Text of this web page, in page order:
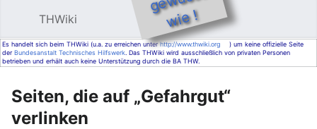
THWiki e !
Es handelt sich beim THWiki (u.a. zu erreichen unterhttp://www.thwiki.org
) um keine offizielle Seite
derBundesanstalt Technisches Hilfswerk. Das THWiki wird ausschließlich von privaten Personen
betrieben und erhält auch keine Unterstützung durch die BA THW.
Seiten, die auf „Gefahrgut“
verlinken